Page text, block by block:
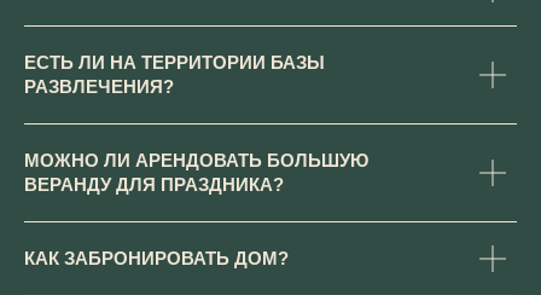
ЕСТЬ ЛИ НА ТЕРРИТОРИИ БАЗЫ
РАЗВЛЕЧЕНИЯ?
МОЖНО ЛИ АРЕНДОВАТЬ БОЛЬШУЮ
ВЕРАНДУ ДЛЯ ПРАЗДНИКА?
КАК ЗАБРОНИРОВАТЬ ДОМ?
Договор оферты
Правила проживания и бронирования
БАРСКИЕ ПОЛЯ